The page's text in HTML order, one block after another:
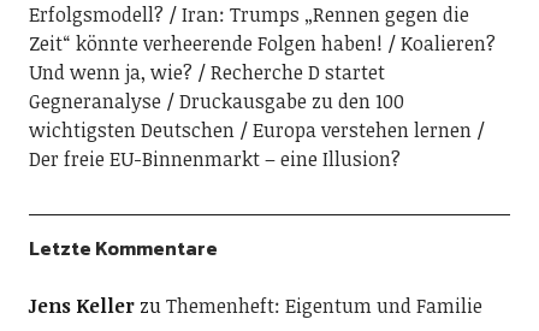
Erfolgsmodell?
Iran: Trumps „Rennen gegen die
Zeit“ könnte verheerende Folgen haben!
Koalieren?
Und wenn ja, wie?
Recherche D startet
Gegneranalyse
Druckausgabe zu den 100
wichtigsten Deutschen
Europa verstehen lernen
Der freie EU-Binnenmarkt – eine Illusion?
Letzte Kommentare
Jens KellerzuThemenheft: Eigentum und Familie